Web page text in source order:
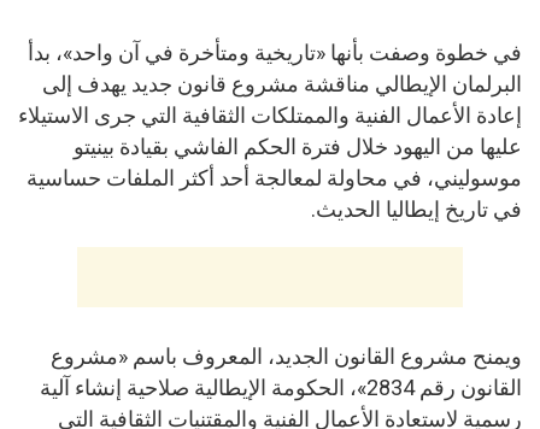
في خطوة وصفت بأنها «تاريخية ومتأخرة في آن واحد»، بدأ
البرلمان الإيطالي مناقشة مشروع قانون جديد يهدف إلى
إعادة الأعمال الفنية والممتلكات الثقافية التي جرى الاستيلاء
عليها من اليهود خلال فترة الحكم الفاشي بقيادة بينيتو
موسوليني، في محاولة لمعالجة أحد أكثر الملفات حساسية
في تاريخ إيطاليا الحديث.
ويمنح مشروع القانون الجديد، المعروف باسم «مشروع
القانون رقم 2834»، الحكومة الإيطالية صلاحية إنشاء آلية
رسمية لاستعادة الأعمال الفنية والمقتنيات الثقافية التي